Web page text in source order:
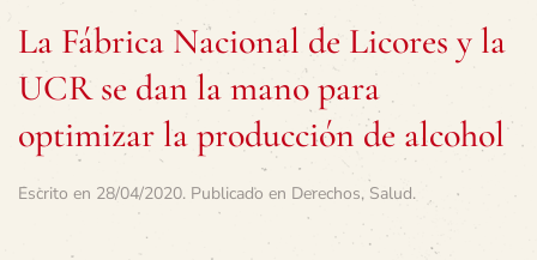
La Fábrica Nacional de Licores y la
UCR se dan la mano para
optimizar la producción de alcohol
Escrito en 28/04/2020. Publicado en Derechos, Salud.